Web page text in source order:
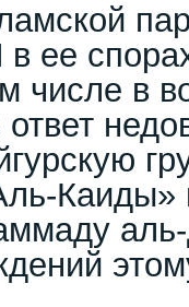
ее
числе в